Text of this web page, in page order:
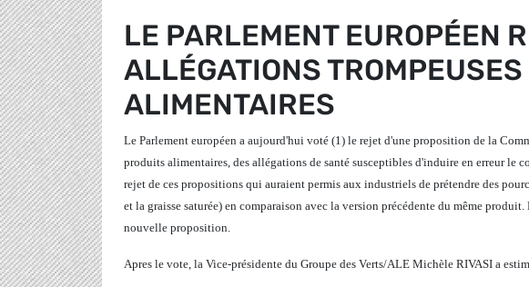
LE PARLEMENT EUROPÉEN
ALLÉGATIONS
ALIMENTAIRES
Le Parlement européen a aujourd'hui voté (1) le rejet d'une proposition de la
produits alimentaires, des allégations de santé susceptibles d'induire en erreur le
rejet de ces propositions qui auraient permis aux industriels de prétendre des
et la graisse saturée) en comparaison avec la version précédente du même
nouvelle proposition.
Apres le vote, la Vice-présidente du Groupe des Verts/ALE Michèle RIVASI a